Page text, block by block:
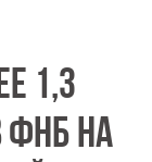
1,3
ФНБ НА